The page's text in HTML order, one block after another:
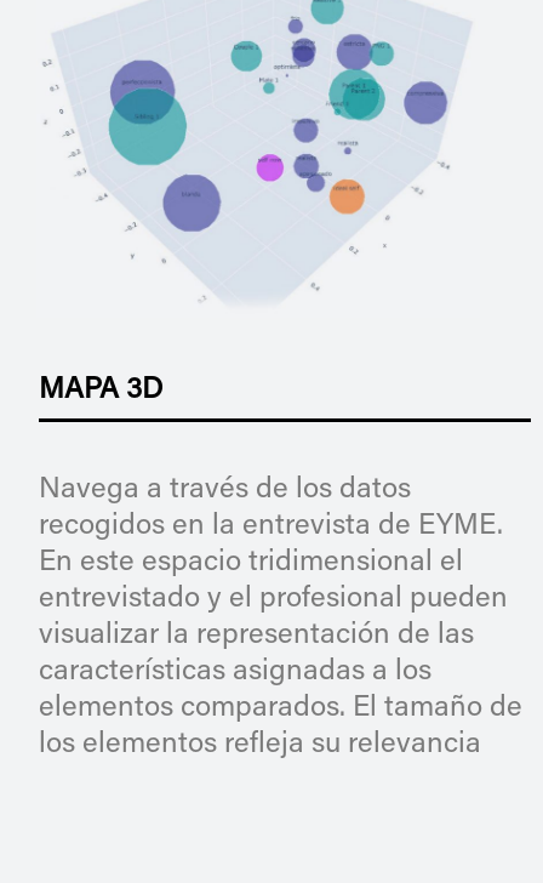
MAPA 3D
Navega a través de los datos
recogidos en la entrevista de EYME.
En este espacio tridimensional el
entrevistado y el profesional pueden
visualizar la representación de las
características asignadas a los
elementos comparados. El tamaño de
los elementos refleja su relevancia